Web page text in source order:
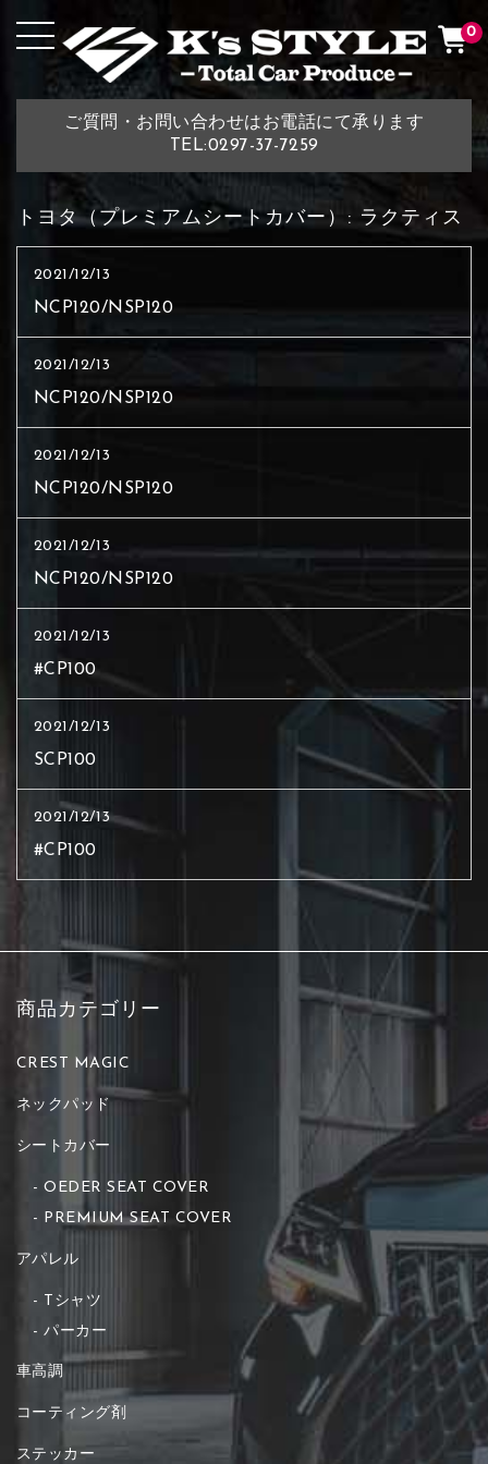
ご質問・お問い合わせはお電話にて承ります
TEL:0297-37-7259
0
トヨタ（プレミアムシートカバー）: ラクティス
2021/12/13
NCP120/NSP120
2021/12/13
NCP120/NSP120
2021/12/13
NCP120/NSP120
2021/12/13
NCP120/NSP120
2021/12/13
#CP100
2021/12/13
SCP100
2021/12/13
#CP100
商品カテゴリー
CREST MAGIC
ネックパッド
シートカバー
OEDER SEAT COVER
PREMIUM SEAT COVER
アパレル
Tシャツ
パーカー
車高調
コーティング剤
ステッカー